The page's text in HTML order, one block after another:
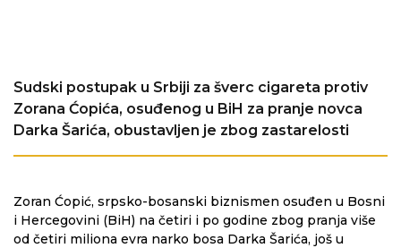
Sudski postupak u Srbiji za šverc cigareta protiv
Zorana Ćopića, osuđenog u BiH za pranje novca
Darka Šarića, obustavljen je zbog zastarelosti
Zoran Ćopić, srpsko-bosanski biznismen osuđen u Bosni
i Hercegovini (BiH) na četiri i po godine zbog pranja više
od četiri miliona evra narko bosa Darka Šarića, još u